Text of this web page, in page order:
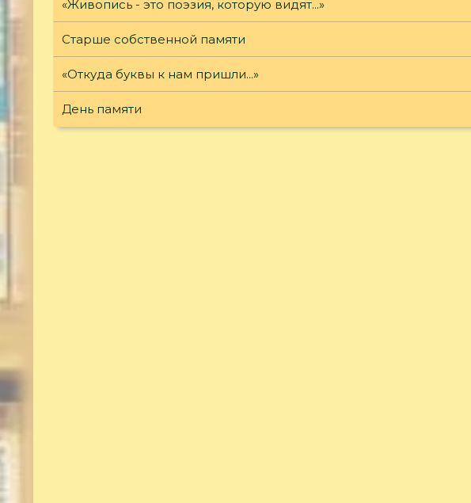
«Живопись - это поэзия, которую видят...»
Старше собственной памяти
«Откуда буквы к нам пришли...»
День памяти